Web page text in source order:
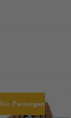
Packungen